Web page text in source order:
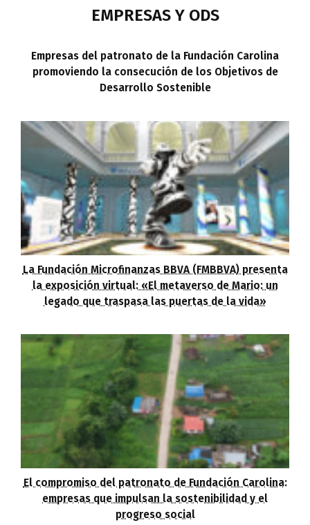
EMPRESAS Y ODS
Empresas del patronato de la Fundación Carolina
promoviendo la consecución de los Objetivos de
Desarrollo Sostenible
La Fundación Microfinanzas BBVA (FMBBVA) presenta
la exposición virtual: «El metaverso de Mario: un
legado que traspasa las puertas de la vida»
El compromiso del patronato de Fundación Carolina:
empresas que impulsan la sostenibilidad y el
progreso social